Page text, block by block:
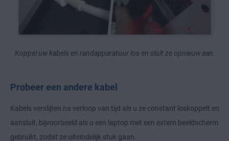
Koppel uw kabels en randapparatuur los en sluit ze opnieuw aan.
Probeer een andere kabel
Kabels verslijten na verloop van tijd als u ze constant loskoppelt en
aansluit, bijvoorbeeld als u een laptop met een extern beeldscherm
gebruikt, zodat ze uiteindelijk stuk gaan.